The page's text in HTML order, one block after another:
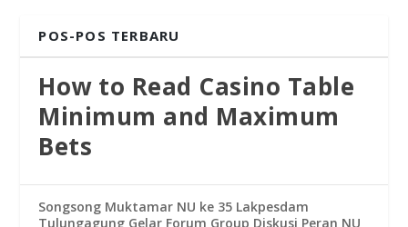
POS-POS TERBARU
How to Read Casino Table
Minimum and Maximum
Bets
Songsong Muktamar NU ke 35 Lakpesdam
Tulungagung Gelar Forum Group Diskusi Peran NU